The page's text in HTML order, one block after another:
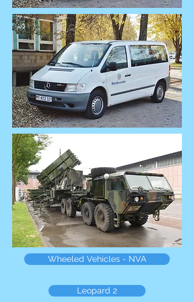
Wheeled Vehicles - NVA
Leopard 2